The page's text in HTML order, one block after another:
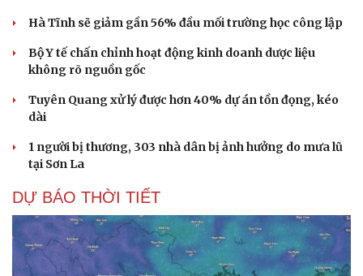
Hà Tĩnh sẽ giảm gần 56% đầu mối trường học công lập
Bộ Y tế chấn chỉnh hoạt động kinh doanh dược liệu
không rõ nguồn gốc
Tuyên Quang xử lý được hơn 40% dự án tồn đọng, kéo
dài
1 người bị thương, 303 nhà dân bị ảnh hưởng do mưa lũ
tại Sơn La
DỰ BÁO THỜI TIẾT